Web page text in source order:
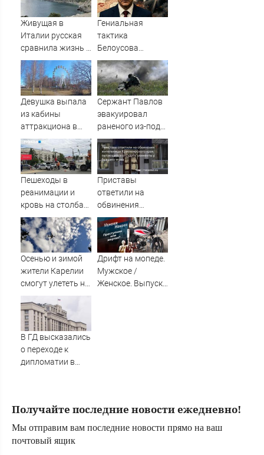
Живущая в
Италии русская
сравнила жизнь в
Европе и в Крыму
Гениальная
тактика
Белоусова
сработала:
Мощнейший удар
на самом
неожиданном
реку. Ключевой
узел обороны пал
Девушка выпала
из кабины
аттракциона в
российском
городе
Сержант Павлов
эвакуировал
раненого из-под
артиллерийского
огня ВСУ
Пешеходы в
реанимации и
кровь на столбах:
всё, что известно
о жутком ДТП
возле «Голубого
огонька» — там
сбили семь
Приставы
ответили на
обвинения
жительницы
Красноярского
края,
пытающейся
отсудить
алименты у
Осенью и зимой
жители Карелии
смогут улететь на
юг России
Дрифт на мопеде.
Мужское /
Женское. Выпуск
В ГД высказались
о переходе к
дипломатии в
Получайте последние новости ежедневно!
Мы отправим вам последние новости прямо на ваш
почтовый ящик